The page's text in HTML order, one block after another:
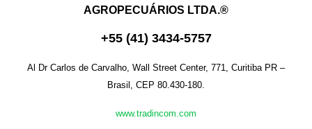
AGROPECUÁRIOS LTDA.®
+55 (41) 3434-5757
Al Dr Carlos de Carvalho, Wall Street Center, 771, Curitiba PR –
Brasil, CEP 80.430-180.
www.tradincom.com